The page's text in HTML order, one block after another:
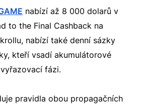
nabízí až 8 000 dolarů v
to the Final Cashback na
nabízí také denní sázky
kteří vsadí akumulátorové
fázi.
pravidla obou propagačních